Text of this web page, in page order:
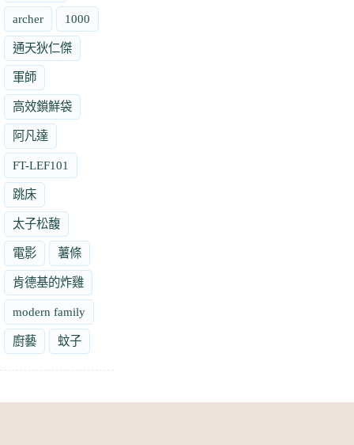
archer 1000
通天狄仁傑
軍師
高效鎖鮮袋
阿凡達
FT-LEF101
跳床
太子松馥
電影 薯條
肯德基的炸雞
modern family
廚藝 蚊子